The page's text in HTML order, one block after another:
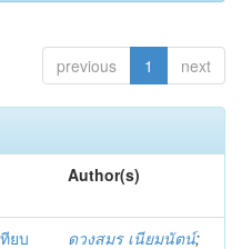
previous 1 next
Author(s)
ยบ
ดวงสมร เนียมนัตน์;